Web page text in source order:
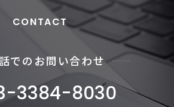
CONTACT
でのお問い合わせ
3384-8030